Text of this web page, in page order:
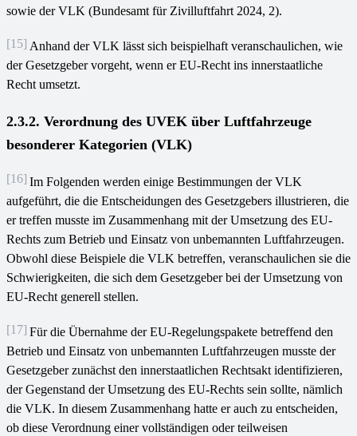
sowie der VLK (Bundesamt für Zivilluftfahrt 2024, 2).
[15] Anhand der VLK lässt sich beispielhaft veranschaulichen, wie
der Gesetzgeber vorgeht, wenn er EU-Recht ins innerstaatliche
Recht umsetzt.
2.3.2. Verordnung des UVEK über Luftfahrzeuge
besonderer Kategorien (VLK)
[16] Im Folgenden werden einige Bestimmungen der VLK
aufgeführt, die die Entscheidungen des Gesetzgebers illustrieren, die
er treffen musste im Zusammenhang mit der Umsetzung des EU-
Rechts zum Betrieb und Einsatz von unbemannten Luftfahrzeugen.
Obwohl diese Beispiele die VLK betreffen, veranschaulichen sie die
Schwierigkeiten, die sich dem Gesetzgeber bei der Umsetzung von
EU-Recht generell stellen.
[17] Für die Übernahme der EU-Regelungspakete betreffend den
Betrieb und Einsatz von unbemannten Luftfahrzeugen musste der
Gesetzgeber zunächst den innerstaatlichen Rechtsakt identifizieren,
der Gegenstand der Umsetzung des EU-Rechts sein sollte, nämlich
die VLK. In diesem Zusammenhang hatte er auch zu entscheiden,
ob diese Verordnung einer vollständigen oder teilweisen